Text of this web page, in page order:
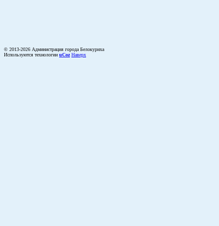
© 2013-2026 Администрация города Белокуриха
Используются технологии uCoz Наверх